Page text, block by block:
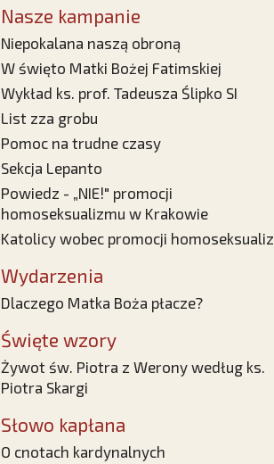
Nasze kampanie
Niepokalana naszą obroną
W święto Matki Bożej Fatimskiej
Wykład ks. prof. Tadeusza Ślipko SI
List zza grobu
Pomoc na trudne czasy
Sekcja Lepanto
Powiedz - „NIE!" promocji
homoseksualizmu w Krakowie
Katolicy wobec promocji
Wydarzenia
Dlaczego Matka Boża płacze?
Święte wzory
Żywot św. Piotra z Werony według ks.
Piotra Skargi
Słowo kapłana
O cnotach kardynalnych